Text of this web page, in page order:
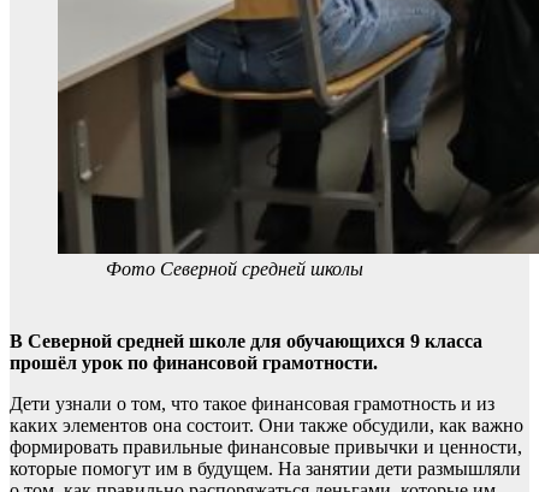
Фото Северной средней школы
В Северной средней школе для обучающихся 9 класса
прошёл урок по финансовой грамотности.
Дети узнали о том, что такое финансовая грамотность и из
каких элементов она состоит. Они также обсудили, как важно
формировать правильные финансовые привычки и ценности,
которые помогут им в будущем. На занятии дети размышляли